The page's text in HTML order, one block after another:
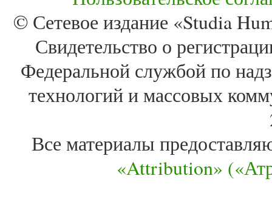
© Сетевое издание «Studia
Свидетельство о
Федеральной службой по
технологий и массовых
Все материалы
«Attribution»